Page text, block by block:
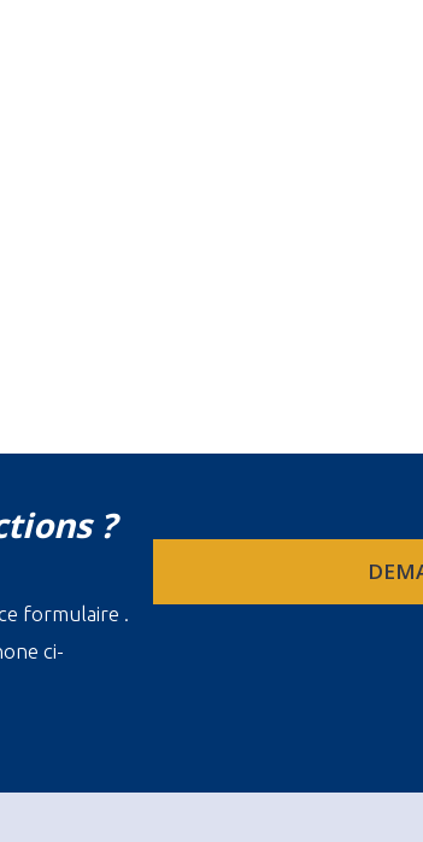
?
formulaire .
ci-